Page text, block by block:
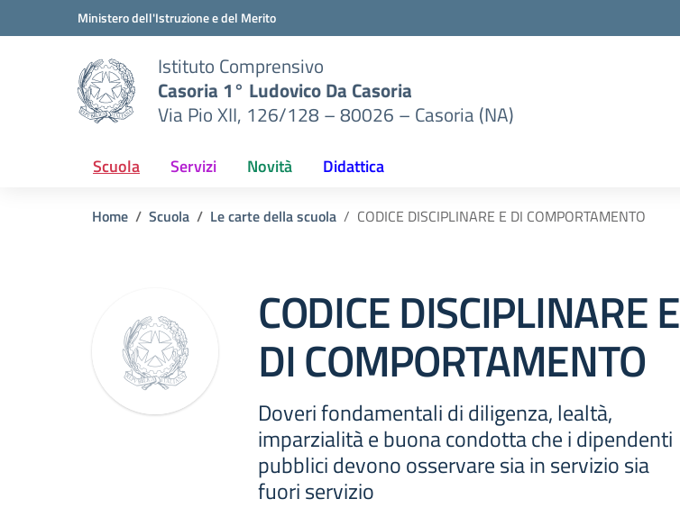
Vai ai contenuti
Vai al menu di navigazioneMinistero dell'Istruzione e del Merito
Istituto Comprensivo
Casoria 1° Ludovico Da Casoria
Via Pio XII, 126/128 – 80026 – Casoria (NA)
Scuola Servizi Novità Didattica
Home Scuola Le carte della scuola CODICE DISCIPLINARE E DI COMPORTAMENTO
CODICE DISCIPLINARE E
DI COMPORTAMENTO
Doveri fondamentali di diligenza, lealtà,
imparzialità e buona condotta che i dipendenti
pubblici devono osservare sia in servizio sia
fuori servizio